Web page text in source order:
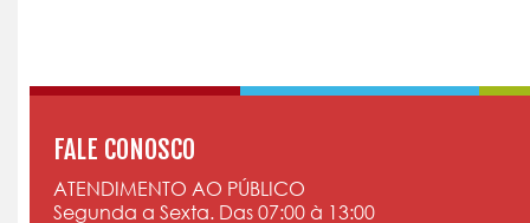
FALE CONOSCO
ATENDIMENTO AO PÚBLICO
Segunda a Sexta. Das 07:00 à 13:00